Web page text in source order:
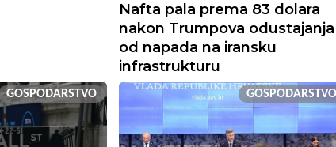
Nafta pala prema 83 dolara
nakon Trumpova odustajanja
od napada na iransku
infrastrukturu
GOSPODARSTVO GOSPODARSTVO